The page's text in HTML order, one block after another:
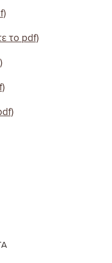
το pdf)